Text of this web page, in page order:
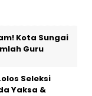
Kota Sungai
Guru
Seleksi
Yaksa &